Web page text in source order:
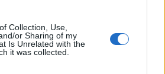
Collection, Use,
or Sharing of my
Is Unrelated with the
it was collected.
de cera que representan a
miembros de la familia real,
e incluso criminales
de las atracciones más